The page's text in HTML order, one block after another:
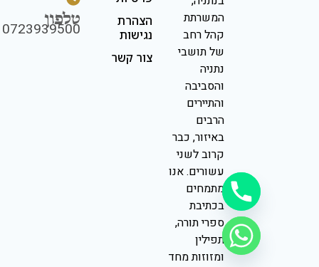
המשרתת
קהל רחב
של תושבי
והסביבה
באיזור, כבר
קרוב לשני
עשורים. אנו
מתמחים
בכתיבת
ספרי תורה,
תפילין
ומזוזות מחד
הצהרת
נגישות
צור קשר
טלפון
0723939500